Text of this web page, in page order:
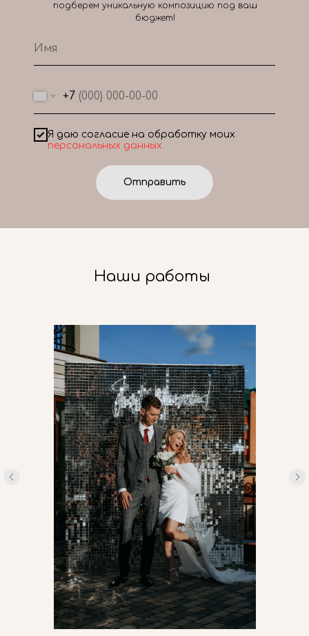
+7
Я даю согласие на обработку моих
персональных данных
Отправить
подберем уникальную композицию под ваш
бюджет!
Наши работы